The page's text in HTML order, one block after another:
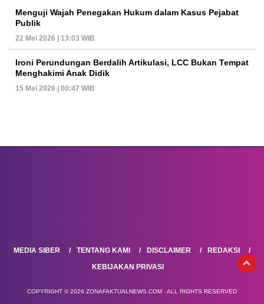
Menguji Wajah Penegakan Hukum dalam Kasus Pejabat
Publik
22 Mei 2026 | 13:03 WIB
Ironi Perundungan Berdalih Artikulasi, LCC Bukan Tempat
Menghakimi Anak Didik
15 Mei 2026 | 00:47 WIB
MEDIA SIBER TENTANG KAMI DISCLAIMER
REDAKSI
KEBIJAKAN PRIVASI
COPYRIGHT © 2026 ZONAFAKTUALNEWS.COM - ALL RIGHTS RESERVED